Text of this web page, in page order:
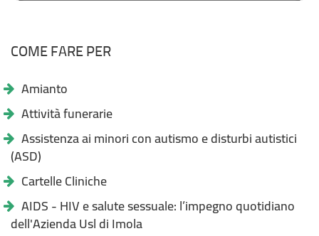
COME FARE PER
Amianto
Attività funerarie
Assistenza ai minori con autismo e disturbi autistici
(ASD)
Cartelle Cliniche
AIDS - HIV e salute sessuale: l’impegno quotidiano
dell'Azienda Usl di Imola